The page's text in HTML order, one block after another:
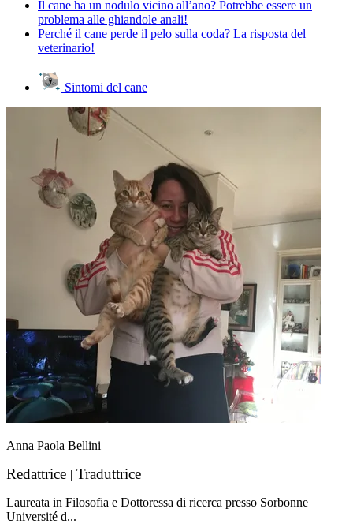
Il cane ha un nodulo vicino all’ano? Potrebbe essere un
problema alle ghiandole anali!
Perché il cane perde il pelo sulla coda? La risposta del
veterinario!
Sintomi del cane
Anna Paola Bellini
Redattrice | Traduttrice
Laureata in Filosofia e Dottoressa di ricerca presso Sorbonne
Université d...